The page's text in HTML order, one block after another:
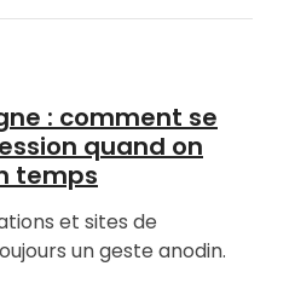
: comment se
quand on
temps
et sites de
un geste anodin.